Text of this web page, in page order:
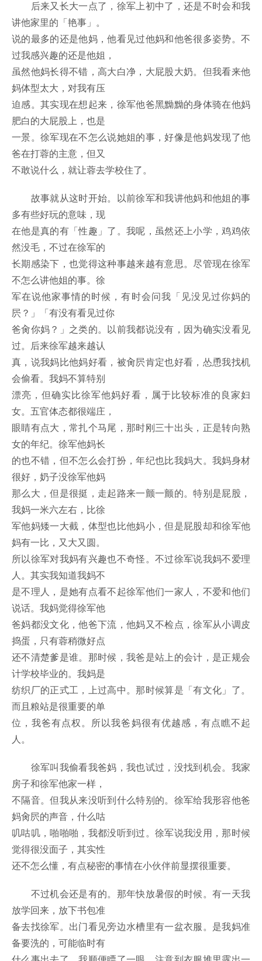
后来又长大一点了，徐军上初中了，还是不时会和我
讲他家里的「艳事」。
说的最多的还是他妈，他看见过他妈和他爸很多姿势。不
过我感兴趣的还是他姐，
虽然他妈长得不错，高大白净，大屁股大奶。但我看来他
妈体型太大，对我有压
迫感。其实现在想起来，徐军他爸黑黝黝的身体骑在他妈
肥白的大屁股上，也是
一景。徐军现在不怎么说她姐的事，好像是他妈发现了他
爸在打蓉的主意，但又
不敢说什么，就让蓉去学校住了。
故事就从这时开始。以前徐军和我讲他妈和他姐的事
多有些好玩的意味，现
在他是真的有「性趣」了。我呢，虽然还上小学，鸡鸡依
然没毛，不过在徐军的
长期感染下，也觉得这种事越来越有意思。尽管现在徐军
不怎么讲他姐的事。徐
军在说他家事情的时候，有时会问我「见没见过你妈的
屄？」「有没有看见过你
爸肏你妈？」之类的。以前我都说没有，因为确实没看见
过。后来徐军越来越认
真，说我妈比他妈好看，被肏屄肯定也好看，怂恿我找机
会偷看。我妈不算特别
漂亮，但确实比徐军他妈好看，属于比较标准的良家妇
女。五官体态都很端庄，
眼睛有点大，常扎个马尾，那时刚三十出头，正是转向熟
女的年纪。徐军他妈长
的也不错，但不怎么会打扮，年纪也比我妈大。我妈身材
很好，奶子没徐军他妈
那么大，但是很挺，走起路来一颤一颤的。特别是屁股，
我妈一米六左右，比徐
军他妈矮一大截，体型也比他妈小，但是屁股却和徐军他
妈有一比，又大又圆。
所以徐军对我妈有兴趣也不奇怪。不过徐军说我妈不爱理
人。其实我知道我妈不
是不理人，是她有点看不起徐军他们一家人，不爱和他们
说话。我妈觉得徐军他
爸妈都没文化，他爸下流，他妈又不检点，徐军从小调皮
捣蛋，只有蓉稍微好点
还不清楚爹是谁。那时候，我爸是站上的会计，是正规会
计学校毕业的。我妈是
纺织厂的正式工，上过高中。那时候算是「有文化」了。
而且粮站是很重要的单
位，我爸有点权。所以我爸妈很有优越感，有点瞧不起
人。
徐军叫我偷看我爸妈，我也试过，没找到机会。我家
房子和徐军他家一样，
不隔音。但我从来没听到什么特别的。徐军给我形容他爸
妈肏屄的声音，什么咕
叽咕叽，啪啪啪，我都没听到过。徐军说我没用，那时候
觉得很没面子，其实性
还不怎么懂，有点秘密的事情在小伙伴前显摆很重要。
不过机会还是有的。那年快放暑假的时候。有一天我
放学回来，放下书包准
备去找徐军。出门看见旁边水槽里有一盆衣服。是我妈准
备要洗的，可能临时有